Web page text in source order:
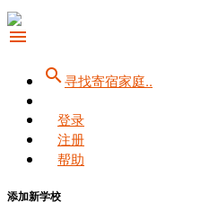
menu
search寻找寄宿家庭..
登录
注册
帮助
添加新学校